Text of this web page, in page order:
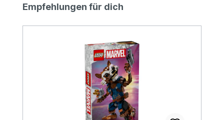
Produktgalerie überspringen
Empfehlungen für dich